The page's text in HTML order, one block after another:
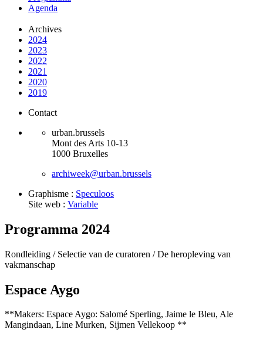
Agenda
Archives
2024
2023
2022
2021
2020
2019
Contact
urban.brussels
Mont des Arts 10-13
1000 Bruxelles
archiweek@urban.brussels
Graphisme : Speculoos
Site web : Variable
Programma 2024
Rondleiding / Selectie van de curatoren /De heropleving van
vakmanschap
Espace Aygo
**Makers: Espace Aygo: Salomé Sperling, Jaime le Bleu, Ale
Mangindaan, Line Murken, Sijmen Vellekoop **